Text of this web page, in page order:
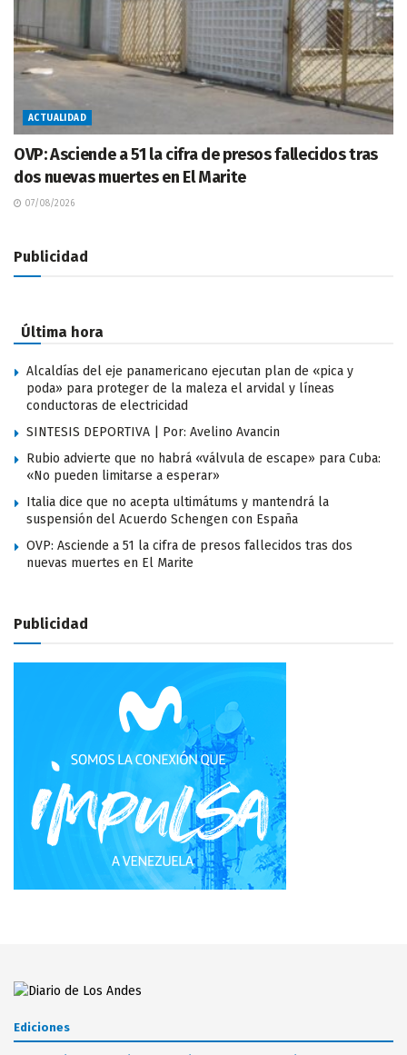
ACTUALIDAD
OVP: Asciende a 51 la cifra de presos fallecidos tras
dos nuevas muertes en El Marite
07/08/2026
Publicidad
Última hora
Alcaldías del eje panamericano ejecutan plan de «pica y
poda» para proteger de la maleza el arvidal y líneas
conductoras de electricidad
SINTESIS DEPORTIVA | Por: Avelino Avancin
Rubio advierte que no habrá «válvula de escape» para Cuba:
«No pueden limitarse a esperar»
Italia dice que no acepta ultimátums y mantendrá la
suspensión del Acuerdo Schengen con España
OVP: Asciende a 51 la cifra de presos fallecidos tras dos
nuevas muertes en El Marite
Publicidad
Ediciones